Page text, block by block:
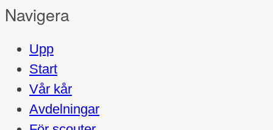
Navigera
Upp
Start
Vår kår
Avdelningar